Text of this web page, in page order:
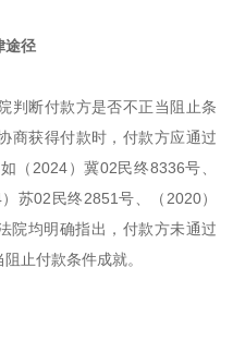
途径
判断付款方是否不正当阻止条
商获得付款时，付款方应通过
（2024）冀02民终8336号、
苏02民终2851号、（2020）
院均明确指出，付款方未通过
止付款条件成就。